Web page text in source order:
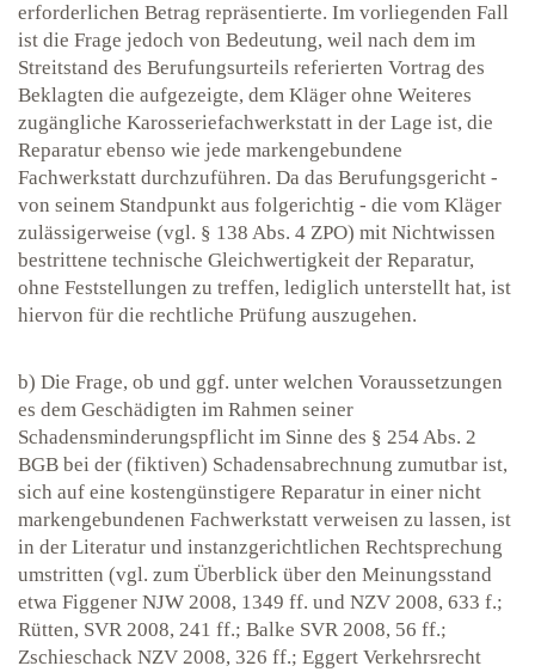
erforderlichen Betrag repräsentierte. Im vorliegenden Fall
ist die Frage jedoch von Bedeutung, weil nach dem im
Streitstand des Berufungsurteils referierten Vortrag des
Beklagten die aufgezeigte, dem Kläger ohne Weiteres
zugängliche Karosseriefachwerkstatt in der Lage ist, die
Reparatur ebenso wie jede markengebundene
Fachwerkstatt durchzuführen. Da das Berufungsgericht -
von seinem Standpunkt aus folgerichtig - die vom Kläger
zulässigerweise (vgl. § 138 Abs. 4 ZPO) mit Nichtwissen
bestrittene technische Gleichwertigkeit der Reparatur,
ohne Feststellungen zu treffen, lediglich unterstellt hat, ist
hiervon für die rechtliche Prüfung auszugehen.
b) Die Frage, ob und ggf. unter welchen Voraussetzungen
es dem Geschädigten im Rahmen seiner
Schadensminderungspflicht im Sinne des § 254 Abs. 2
BGB bei der (fiktiven) Schadensabrechnung zumutbar ist,
sich auf eine kostengünstigere Reparatur in einer nicht
markengebundenen Fachwerkstatt verweisen zu lassen, ist
in der Literatur und instanzgerichtlichen Rechtsprechung
umstritten (vgl. zum Überblick über den Meinungsstand
etwa Figgener NJW 2008, 1349 ff. und NZV 2008, 633 f.;
Rütten, SVR 2008, 241 ff.; Balke SVR 2008, 56 ff.;
Zschieschack NZV 2008, 326 ff.; Eggert Verkehrsrecht